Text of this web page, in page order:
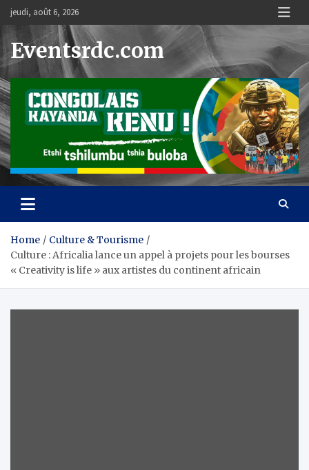
Skip
content
jeudi, août 6, 2026
Eventsrdc.com
Home
Culture & Tourisme
Culture : Africalia lance un appel à projets pour les bourses
« Creativity is life » aux artistes du continent africain